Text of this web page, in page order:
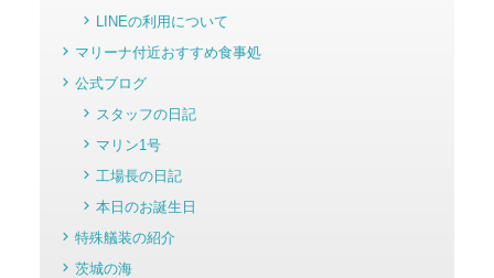
LINEの利用について
マリーナ付近おすすめ食事処
公式ブログ
スタッフの日記
マリン1号
工場長の日記
本日のお誕生日
特殊艤装の紹介
茨城の海